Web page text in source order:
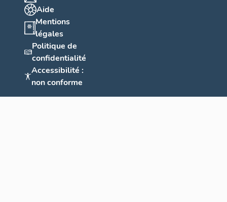
Aide
Mentions
légales
Politique de
confidentialité
Accessibilité :
non conforme